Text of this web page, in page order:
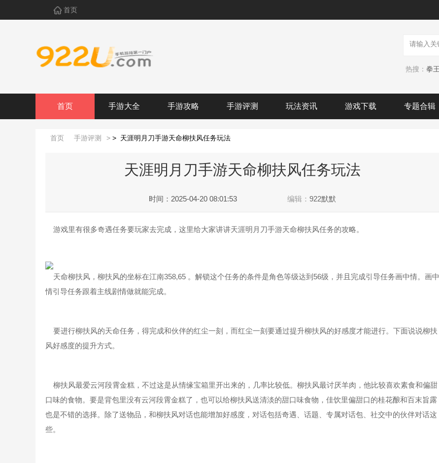
首页
热搜：
首页 手游大全 手游攻略 手游评测 玩法资讯 游戏下载 专题合辑
首页 >
手游评测 > 天涯明月刀手游天命柳扶风任务玩法
天涯明月刀手游天命柳扶风任务玩法
时间：2025-04-20 08:01:53 编辑： 922默默
游戏里有很多奇遇任务要玩家去完成，这里给大家讲讲天涯明月刀手游天命柳扶风任务的攻略。
天命柳扶风，柳扶风的坐标在江南358,65 。解锁这个任务的条件是角色等级达到56级，并且完成引导任务画中情。画中
情引导任务跟着主线剧情做就能完成。
要进行柳扶风的天命任务，得完成和伙伴的红尘一刻，而红尘一刻要通过提升柳扶风的好感度才能进行。下面说说柳扶
风好感度的提升方式。
柳扶风最爱云河段霄金糕，不过这是从情缘宝箱里开出来的，几率比较低。柳扶风最讨厌羊肉，他比较喜欢素食和偏甜
口味的食物。要是背包里没有云河段霄金糕了，也可以给柳扶风送清淡的甜口味食物，佳饮里偏甜口的桂花酿和百末旨露
也是不错的选择。除了送物品，和柳扶风对话也能增加好感度，对话包括奇遇、话题、专属对话包、社交中的伙伴对话这
些。